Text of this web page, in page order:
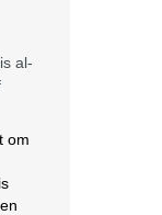
al-
om